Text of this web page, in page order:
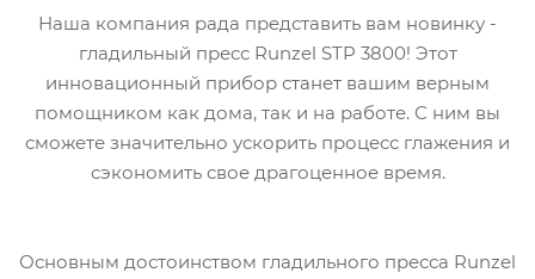
Наша компания рада представить вам новинку -
гладильный пресс Runzel STP 3800! Этот
инновационный прибор станет вашим верным
помощником как дома, так и на работе. С ним вы
сможете значительно ускорить процесс глажения и
сэкономить свое драгоценное время.
Основным достоинством гладильного пресса Runzel